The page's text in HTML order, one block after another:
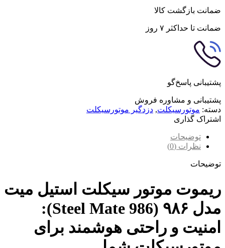
ضمانت بازگشت کالا
ضمانت تا حداکثر ۷ روز
پشتیبانی پاسخ‌گو
پشتیبانی و مشاوره فروش
دسته: موتورسیکلت, دزدگیر موتورسیکلت
اشتراک گذاری
توضیحات
نظرات (0)
توضیحات
ریموت موتور سیکلت استیل میت
مدل ۹۸۶ (Steel Mate 986):
امنیت و راحتی هوشمند برای